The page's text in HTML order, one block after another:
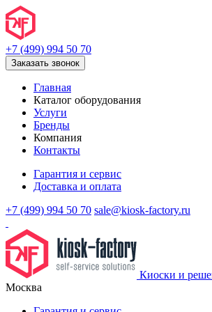
+7 (499) 994 50 70
Заказать звонок
Главная
Каталог оборудования
Услуги
Бренды
Компания
Контакты
Гарантия и сервис
Доставка и оплата
+7 (499) 994 50 70 sale@kiosk-factory.ru
Киоски и
Москва